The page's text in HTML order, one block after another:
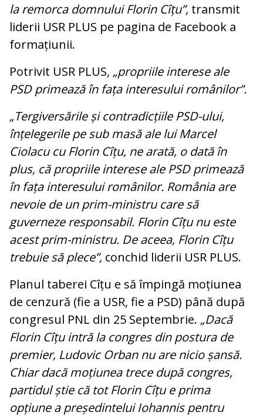
la remorca domnului Florin Cîțu”, transmit
liderii USR PLUS pe pagina de Facebook a
formațiunii.
Potrivit USR PLUS, „propriile interese ale
PSD primează în fața interesului românilor”.
„Tergiversările și contradicțiile PSD-ului,
înțelegerile pe sub masă ale lui Marcel
Ciolacu cu Florin Cîțu, ne arată, o dată în
plus, că propriile interese ale PSD primează
în fața interesului românilor. România are
nevoie de un prim-ministru care să
guverneze responsabil. Florin Cîțu nu este
acest prim-ministru. De aceea, Florin Cîțu
trebuie să plece”, conchid liderii USR PLUS.
Planul taberei Cîțu e să împingă moțiunea
de cenzură (fie a USR, fie a PSD) până după
congresul PNL din 25 Septembrie. „Dacă
Florin Cîțu intră la congres din postura de
premier, Ludovic Orban nu are nicio șansă.
Chiar dacă moțiunea trece după congres,
partidul știe că tot Florin Cîțu e prima
opțiune a președintelui Iohannis pentru